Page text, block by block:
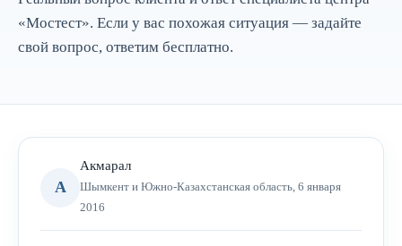
«Мостест». Если у вас похожая ситуация — задайте
свой вопрос, ответим бесплатно.
А
Акмарал
Шымкент и Южно-Казахстанская область, 6 января
2016